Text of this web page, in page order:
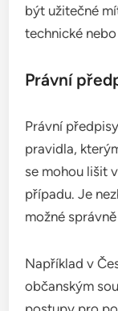
být užitečné
technické
Právní
Právní
pravidla,
se mohou lišit
případu. Je
možné
Například v
občanským